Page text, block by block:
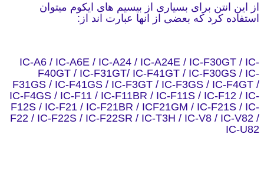
از این انتن برای بسیاری از بیسیم های ایکوم میتوان
استفاده کرد که بعضی از انها عبارت اند از:
IC-A6 / IC-A6E / IC-A24 / IC-A24E / IC-F30GT / IC-
F40GT / IC-F31GT/ IC-F41GT / IC-F30GS / IC-
F31GS / IC-F41GS / IC-F3GT / IC-F3GS / IC-F4GT /
IC-F4GS / IC-F11 / IC-F11BR / IC-F11S / IC-F12 / IC-
F12S / IC-F21 / IC-F21BR / ICF21GM / IC-F21S / IC-
F22 / IC-F22S / IC-F22SR / IC-T3H / IC-V8 / IC-V82 /
IC-U82